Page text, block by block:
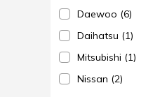
Daewoo (6)
Daihatsu (1)
Mitsubishi (1)
Nissan (2)